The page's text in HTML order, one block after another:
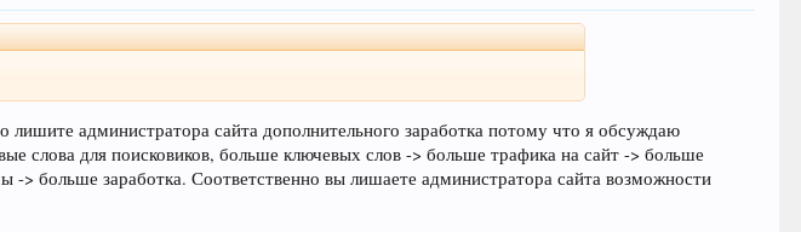
администратора сайта дополнительного заработка потому что я обсуждаю
слова для поисковиков, больше ключевых слов -> больше трафика на сайт -> больше
больше заработка. Соответственно вы лишаете администратора сайта возможности